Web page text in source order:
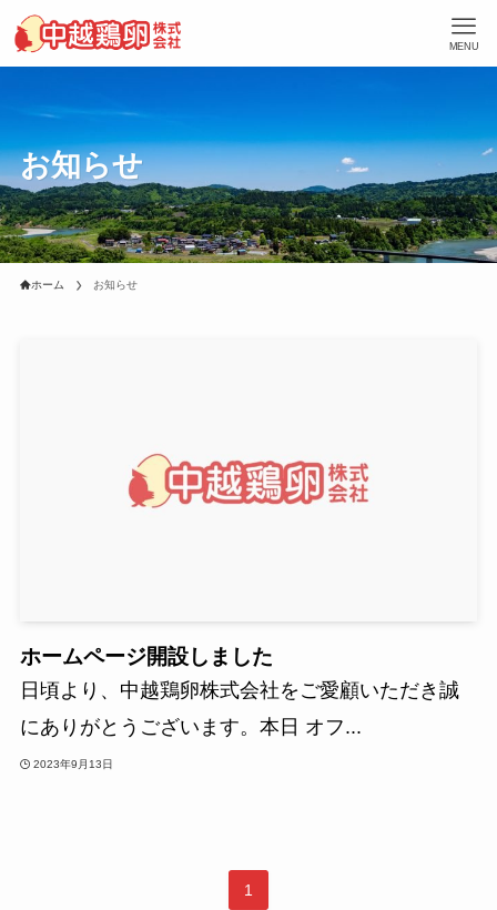
MENU
お知らせ
ホーム お知らせ
ホームページ開設しました
日頃より、中越鶏卵株式会社をご愛顧いただき誠
にありがとうございます。本日 オフ...
2023年9月13日
1